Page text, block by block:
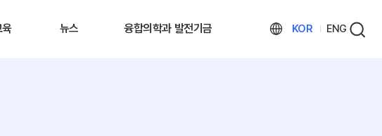
육 뉴스 융합의학과 발전기금 KOR ENG